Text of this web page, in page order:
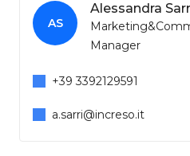
AS
Alessandra
Manager
+39 3392129591
a.sarri@increso.it